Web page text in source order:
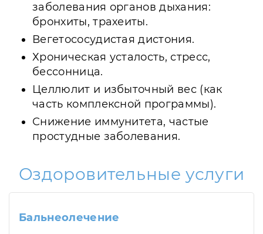
заболевания органов дыхания:
бронхиты, трахеиты.
Вегетососудистая дистония.
Хроническая усталость, стресс,
бессонница.
Целлюлит и избыточный вес (как
часть комплексной программы).
Снижение иммунитета, частые
простудные заболевания.
Оздоровительные услуги
Бальнеолечение